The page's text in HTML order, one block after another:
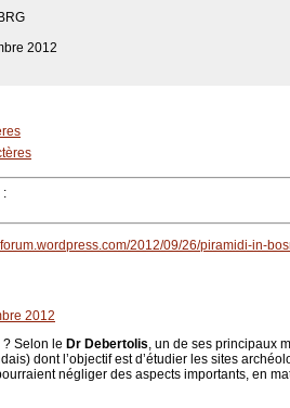
2012
:
2012/09/26/piramidi-in-
2012
? Selon le Dr Debertolis , un de ses principaux
dont l’objectif est d’étudier les sites
négliger des aspects importants, en